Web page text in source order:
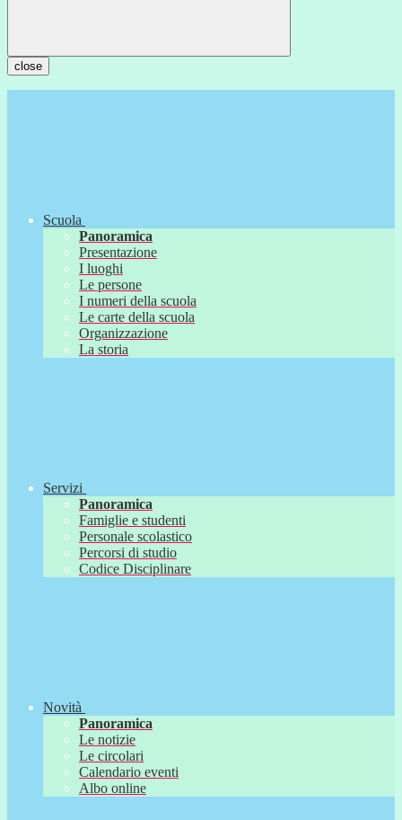
close
Scuola
Panoramica
Presentazione
I luoghi
Le persone
I numeri della scuola
Le carte della scuola
Organizzazione
La storia
Servizi
Panoramica
Famiglie e studenti
Personale scolastico
Percorsi di studio
Codice Disciplinare
Novità
Panoramica
Le notizie
Le circolari
Calendario eventi
Albo online